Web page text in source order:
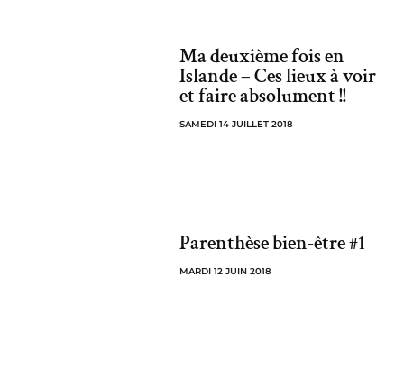
Ma deuxième fois en
Islande – Ces lieux à voir
et faire absolument !!
SAMEDI 14 JUILLET 2018
Parenthèse bien-être #1
MARDI 12 JUIN 2018